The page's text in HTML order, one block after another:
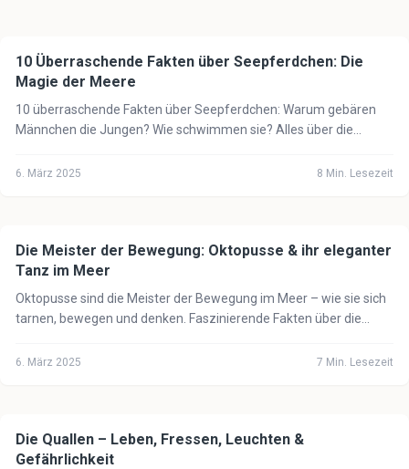
🌊 Meer
10 Überraschende Fakten über Seepferdchen: Die
Magie der Meere
10 überraschende Fakten über Seepferdchen: Warum gebären
Männchen die Jungen? Wie schwimmen sie? Alles über die
6. März 2025 8 Min. Lesezeit
🌊 Meer
Die Meister der Bewegung: Oktopusse & ihr eleganter
Tanz im Meer
Oktopusse sind die Meister der Bewegung im Meer – wie sie sich
tarnen, bewegen und denken. Faszinierende Fakten über die
6. März 2025 7 Min. Lesezeit
🌊 Meer
Die Quallen – Leben, Fressen, Leuchten &
Gefährlichkeit